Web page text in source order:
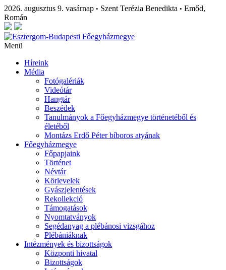
2026. augusztus 9. vasárnap • Szent Terézia Benedikta • Emőd,
Román
Menü
Híreink
Média
Fotógalériák
Videótár
Hangtár
Beszédek
Tanulmányok a Főegyházmegye történetéből és
életéből
Montázs Erdő Péter bíboros atyának
Főegyházmegye
Főpapjaink
Történet
Névtár
Körlevelek
Gyászjelentések
Rekollekció
Támogatások
Nyomtatványok
Segédanyag a plébánosi vizsgához
Plébániáknak
Intézmények és bizottságok
Központi hivatal
Bizottságok